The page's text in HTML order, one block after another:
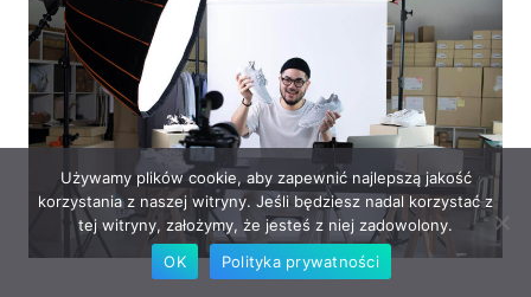
źródło: envato
Używamy plików cookie, aby zapewnić najlepszą jakość
korzystania z naszej witryny. Jeśli będziesz nadal korzystać z
tej witryny, założymy, że jesteś z niej zadowolony.
OK
Polityka prywatności